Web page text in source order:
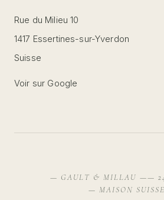
Rue du Milieu 10
1417 Essertines-sur-Yverdon
Suisse
Voir sur Google
— GAULT & MILLAU ——
— MAISON